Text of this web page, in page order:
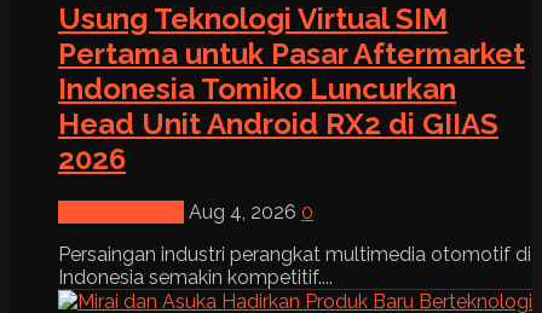
Usung Teknologi Virtual SIM
Pertama untuk Pasar Aftermarket
Indonesia Tomiko Luncurkan
Head Unit Android RX2 di GIIAS
2026
Aug 4, 2026 0
Persaingan industri perangkat multimedia otomotif di
Indonesia semakin kompetitif....